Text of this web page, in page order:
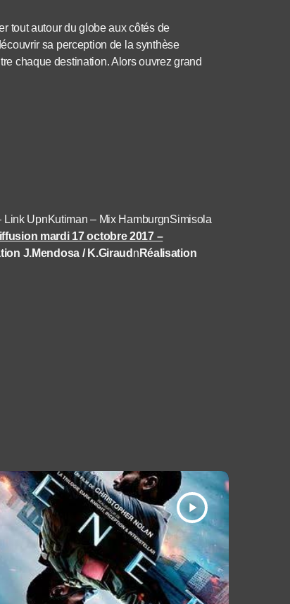
tout autour du globe aux côtés de
sa perception de la synthèse
chaque destination. Alors ouvrez grand
Link UpnKutiman – Mix HamburgnSimisola
mardi 17 octobre 2017 –
J.Mendosa / K.Giraud n Réalisation
play_arrow